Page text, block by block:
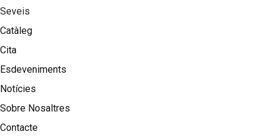
Seveis
Catàleg
Cita
Esdeveniments
Notícies
Sobre Nosaltres​
Contacte